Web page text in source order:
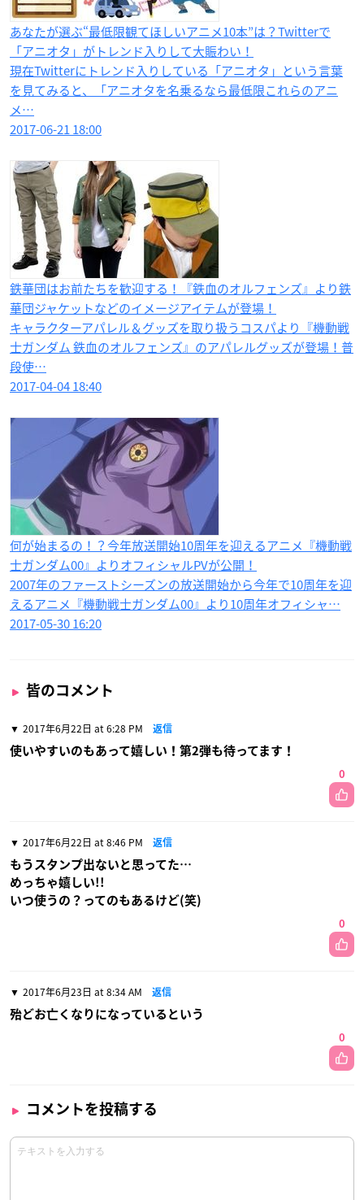
あなたが選ぶ“最低限観てほしいアニメ10本”は？Twitterで
「アニオタ」がトレンド入りして大賑わい！
現在Twitterにトレンド入りしている「アニオタ」という言葉
を見てみると、「アニオタを名乗るなら最低限これらのアニ
メ…
2017-06-21 18:00
鉄華団はお前たちを歓迎する！​『鉄血のオルフェンズ』より鉄
華団ジャケットなどのイメージアイテムが登場！
キャラクターアパレル＆グッズを取り扱うコスパより『機動戦
士ガンダム 鉄血のオルフェンズ』のアパレルグッズが登場！普
段使…
2017-04-04 18:40
何が始まるの！？今年放送開始10周年を迎えるアニメ『機動戦
士ガンダム00』よりオフィシャルPVが公開！
2007年のファーストシーズンの放送開始から今年で10周年を迎
えるアニメ『機動戦士ガンダム00』より10周年オフィシャ…
2017-05-30 16:20
皆のコメント
2017年6月22日 at 6:28 PM 返信
使いやすいのもあって嬉しい！第2弾も待ってます！
0
2017年6月22日 at 8:46 PM 返信
もうスタンプ出ないと思ってた…
めっちゃ嬉しい!!
いつ使うの？ってのもあるけど(笑)
0
2017年6月23日 at 8:34 AM 返信
殆どお亡くなりになっているという
0
コメントを投稿する